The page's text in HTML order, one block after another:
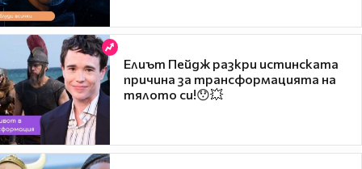
Елиът Пейдж разкри истинската
причина за трансформацията на
тялото си!😯💥